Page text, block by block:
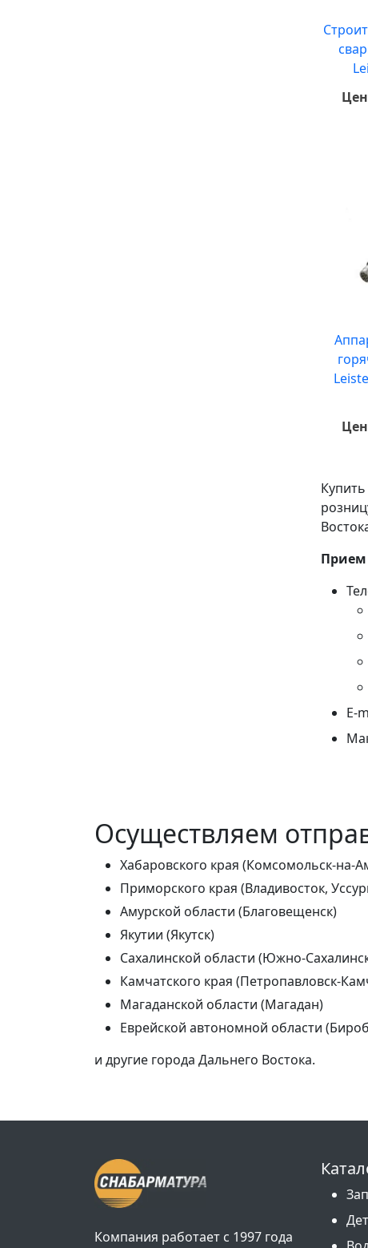
Прием
E-
Осуществляем
Хабаровского края (Комсомольск-на-
Приморского края (Владивосток,
Амурской области (Благовещенск)
Якутии (Якутск)
Сахалинской области (Южно-
Камчатского края (Петропавловск-
Магаданской области (Магадан)
Еврейской автономной области
и другие города Дальнего Востока.
Компания работает с 1997 года